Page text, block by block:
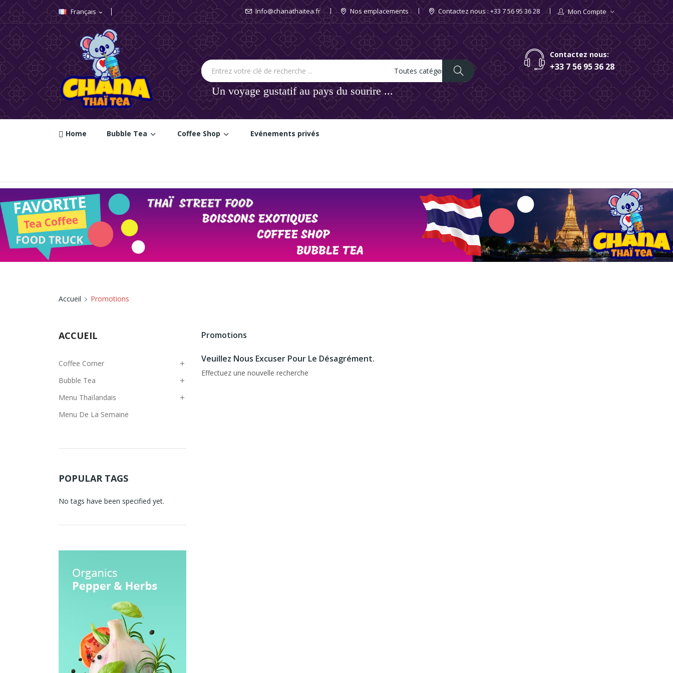
Français expand_more Mon Compte
Info@chanathaitea.fr Nos emplacements Contactez nous : +33 7 56 95 36 28
Contactez nous:
+33 7 56 95 36 28
Un voyage gustatif au pays du sourire ...
Home Bubble Tea Coffee Shop Evénements privés
Accueil Promotions
ACCUEIL
Coffee Corner 
Bubble Tea 
Menu Thaïlandais 
Menu De La Semaine
POPULAR TAGS
No tags have been specified yet.
Promotions
Veuillez Nous Excuser Pour Le Désagrément.
Effectuez une nouvelle recherche